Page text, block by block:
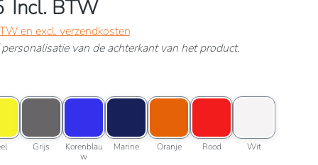
Incl. BTW
en excl. verzendkosten
van de achterkant van het product.
Geel
Kleuroptie: Grijs
Grijs
Kleuroptie: Korenblauw
Korenblau
w
Kleuroptie: Marine
Marine
Kleuroptie: Oranje
Oranje
Kleuroptie: Rood
Rood
Kleuroptie: Wit
Wit